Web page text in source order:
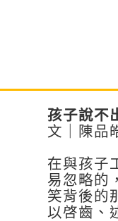
孩子說不
文｜陳品
在與孩子
易忽略的
笑背後的
以啓齒、